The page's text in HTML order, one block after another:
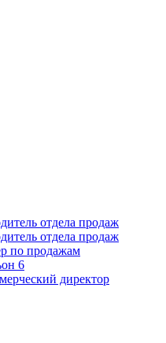
отдела продаж
отдела продаж
по продажам
6
директор